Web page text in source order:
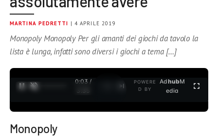
MARTINA PEDRETTI | 4 APRILE 2019
Monopoly Monopoly Per gli amanti dei giochi da tavolo la
lista è lunga, infatti sono diversi i giochi a tema […]
0:04 /
3:35
POWERE
D BY
AdhubM
edia
Monopoly